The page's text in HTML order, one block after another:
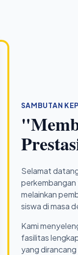
SAMBUTAN
Selamat
perkembangan
melainkan
siswa di masa
Kami
fasilitas
yang